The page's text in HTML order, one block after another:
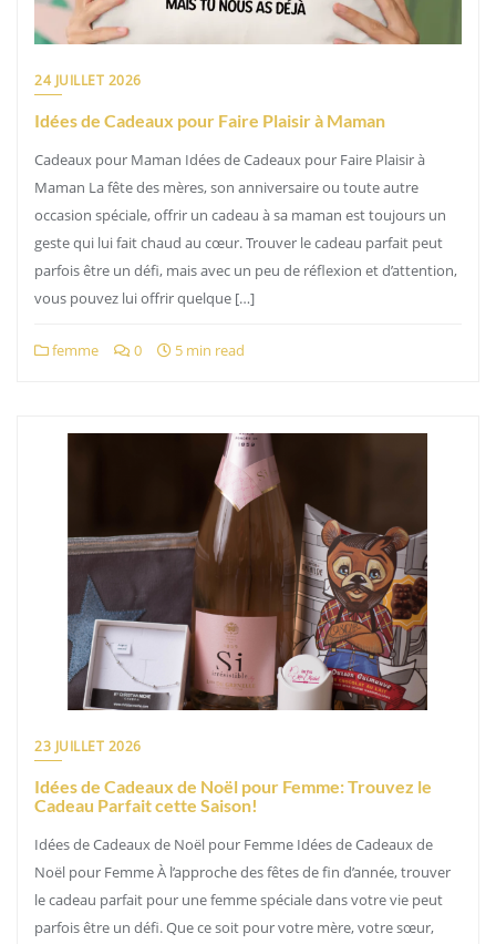
24 JUILLET 2026
Idées de Cadeaux pour Faire Plaisir à Maman
Cadeaux pour Maman Idées de Cadeaux pour Faire Plaisir à
Maman La fête des mères, son anniversaire ou toute autre
occasion spéciale, offrir un cadeau à sa maman est toujours un
geste qui lui fait chaud au cœur. Trouver le cadeau parfait peut
parfois être un défi, mais avec un peu de réflexion et d’attention,
vous pouvez lui offrir quelque […]
femme 0 5 min read
23 JUILLET 2026
Idées de Cadeaux de Noël pour Femme: Trouvez le
Cadeau Parfait cette Saison!
Idées de Cadeaux de Noël pour Femme Idées de Cadeaux de
Noël pour Femme À l’approche des fêtes de fin d’année, trouver
le cadeau parfait pour une femme spéciale dans votre vie peut
parfois être un défi. Que ce soit pour votre mère, votre sœur,